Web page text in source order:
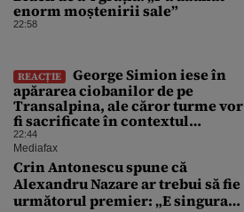
enorm moștenirii sale”
22:58
REACȚIE
George Simion iese în
apărarea ciobanilor de pe
Transalpina, ale căror turme vor
fi sacrificate în contextul
focarului de variolă ovină
22:44
Mediafax
Crin Antonescu spune că
Alexandru Nazare ar trebui să fie
următorul premier: „E singura